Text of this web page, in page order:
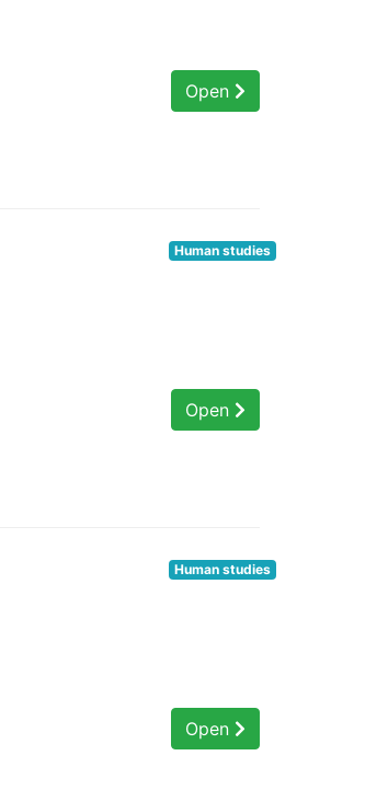
Open
Human studies
Open
Human studies
Open